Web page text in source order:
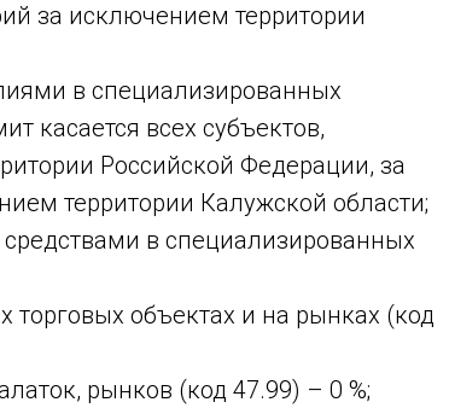
за исключением территории
в специализированных
касается всех субъектов,
Российской Федерации, за
территории Калужской области;
в специализированных
торговых объектах и на рынках (код
рынков (код 47.99) – 0 %;